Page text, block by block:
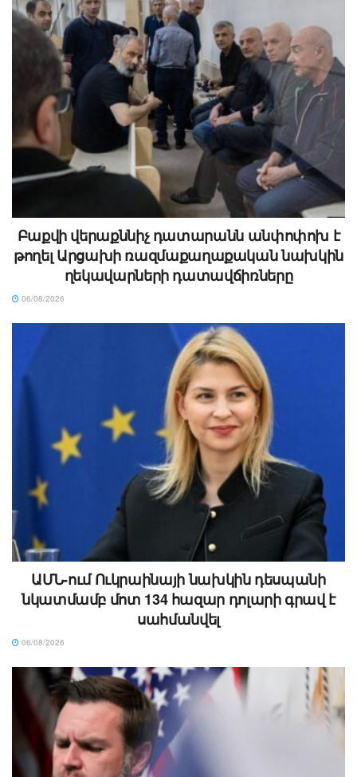
Բաքվի վերաքննիչ դատարանն անփոփոխ է
թողել Արցախի ռազմաքաղաքական նախկին
ղեկավարների դատավճիռները
06/08/2026
ԱՄՆ-ում Ուկրաինայի նախկին դեսպանի
նկատմամբ մոտ 134 հազար դոլարի գրավ է
սահմանվել
06/08/2026